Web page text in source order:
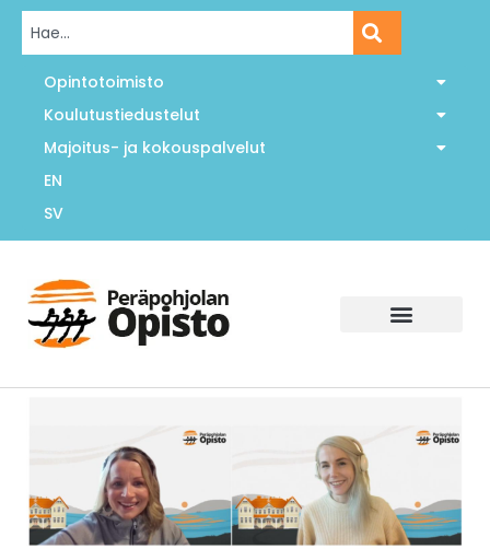
Opintotoimisto
Koulutustiedustelut
Majoitus- ja kokouspalvelut
EN
SV